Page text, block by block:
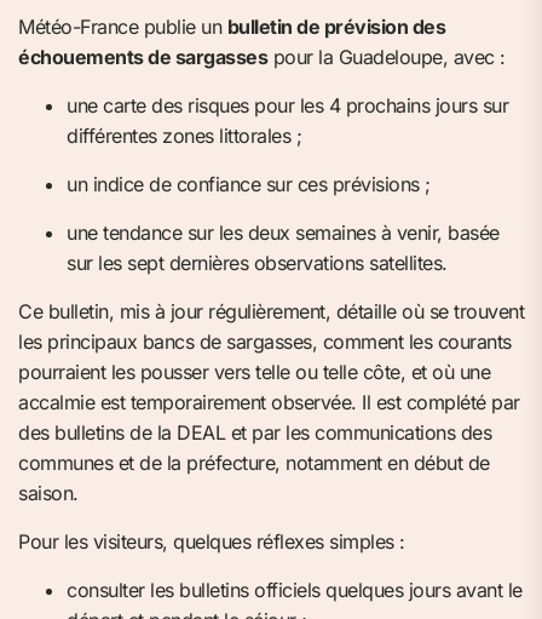
Météo-France publie un bulletin de prévision des
échouements de sargassespour la Guadeloupe, avec :
une carte des risques pour les 4 prochains jours sur
différentes zones littorales ;
un indice de confiance sur ces prévisions ;
une tendance sur les deux semaines à venir, basée
sur les sept dernières observations satellites.
Ce bulletin, mis à jour régulièrement, détaille où se trouvent
les principaux bancs de sargasses, comment les courants
pourraient les pousser vers telle ou telle côte, et où une
accalmie est temporairement observée. Il est complété par
des bulletins de la DEAL et par les communications des
communes et de la préfecture, notamment en début de
saison.
Pour les visiteurs, quelques réflexes simples :
consulter les bulletins officiels quelques jours avant le